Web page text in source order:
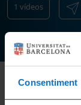
Consentiment
1 vídeos
Ordenar